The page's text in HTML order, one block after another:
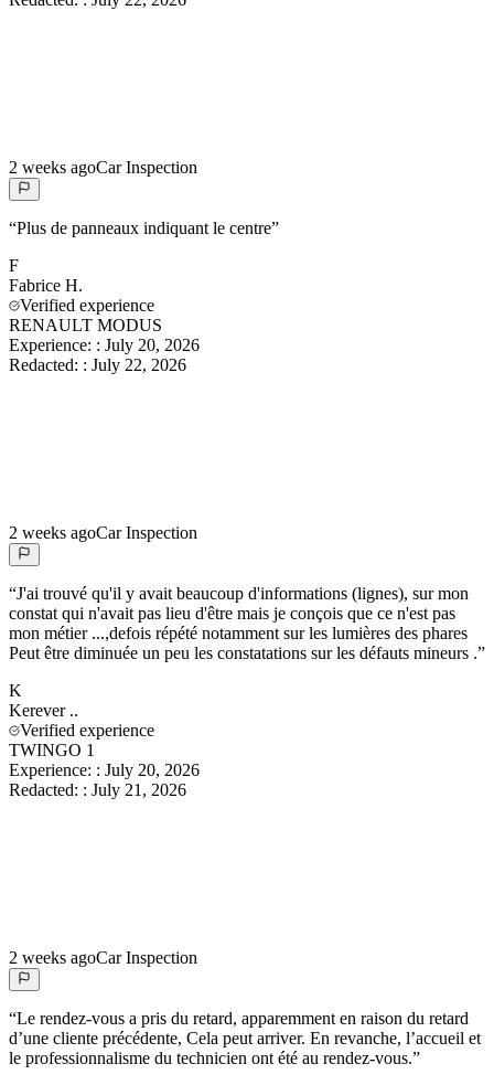
2 weeks agoCar Inspection
“Plus de panneaux indiquant le centre”
F
Fabrice H.
Verified experience
RENAULT MODUS
Experience: : July 20, 2026
Redacted: : July 22, 2026
2 weeks agoCar Inspection
“J'ai trouvé qu'il y avait beaucoup d'informations (lignes), sur mon
constat qui n'avait pas lieu d'être mais je conçois que ce n'est pas
mon métier ...,defois répété notamment sur les lumières des phares
Peut être diminuée un peu les constatations sur les défauts mineurs .”
K
Kerever ..
Verified experience
TWINGO 1
Experience: : July 20, 2026
Redacted: : July 21, 2026
2 weeks agoCar Inspection
“Le rendez-vous a pris du retard, apparemment en raison du retard
d’une cliente précédente, Cela peut arriver. En revanche, l’accueil et
le professionnalisme du technicien ont été au rendez-vous.”